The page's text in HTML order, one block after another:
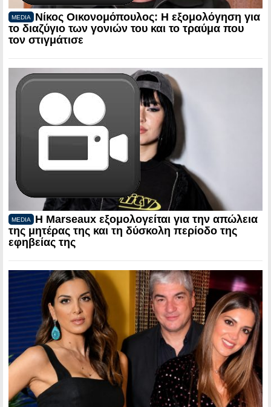
MEDIA
Νίκος Οικονομόπουλος: Η εξομολόγηση για
το διαζύγιο των γονιών του και το τραύμα που
τον στιγμάτισε
MEDIA
Η Marseaux εξομολογείται για την απώλεια
της μητέρας της και τη δύσκολη περίοδο της
εφηβείας της